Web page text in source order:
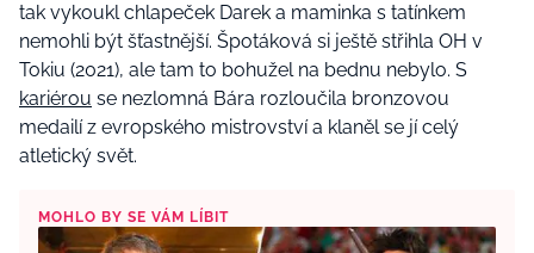
tak vykoukl chlapeček Darek a maminka s tatínkem
nemohli být šťastnější. Špotáková si ještě střihla OH v
Tokiu (2021), ale tam to bohužel na bednu nebylo. S
kariérou se nezlomná Bára rozloučila bronzovou
medailí z evropského mistrovství a klaněl se jí celý
atletický svět.
MOHLO BY SE VÁM LÍBIT